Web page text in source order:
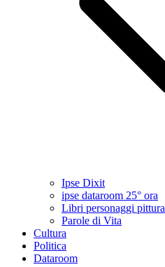
Ipse Dixit
ipse dataroom 25° ora
Libri personaggi pittura
Parole di Vita
Cultura
Politica
Dataroom